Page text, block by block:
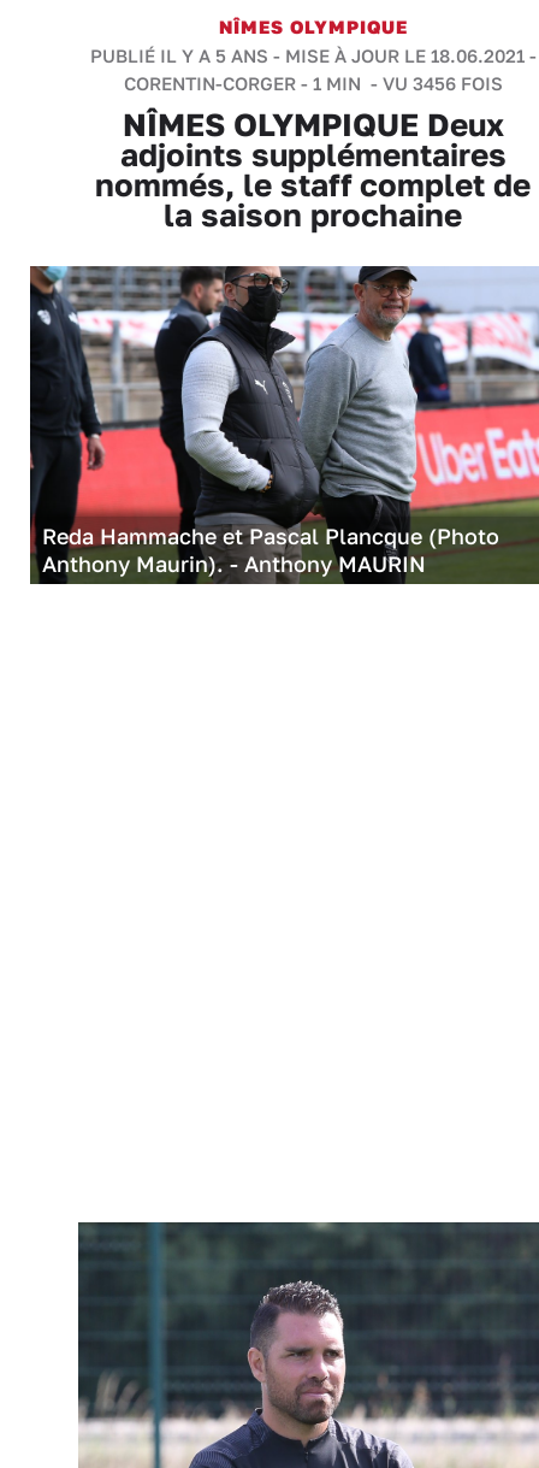
NÎMES OLYMPIQUE
PUBLIÉ IL Y A 5 ANS - MISE À JOUR LE 18.06.2021 -
CORENTIN-CORGER- 1 MIN - VU 3456 FOIS
NÎMES OLYMPIQUE Deux
adjoints supplémentaires
nommés, le staff complet de
la saison prochaine
Reda Hammache et Pascal Plancque (Photo
Anthony Maurin). - Anthony MAURIN